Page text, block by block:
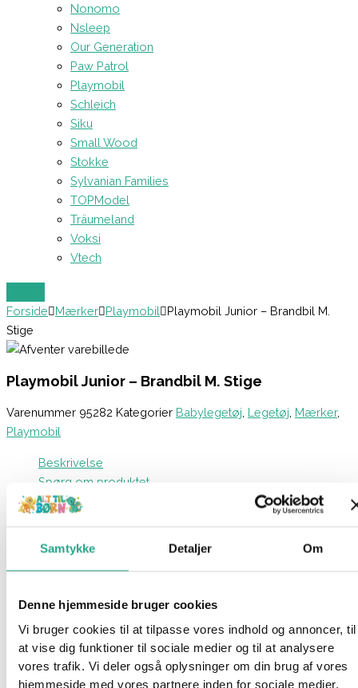
Samtykke Detaljer Om
Denne hjemmeside bruger cookies
Vi bruger cookies til at tilpasse vores indhold og annoncer, til
at vise dig funktioner til sociale medier og til at analysere
vores trafik. Vi deler også oplysninger om din brug af vores
hjemmeside med vores partnere inden for sociale medier,
Nonomo
Nsleep
Our Generation
Paw Patrol
Playmobil
Schleich
Siku
Small Wood
Stokke
Sylvanian Families
TOPModel
Träumeland
Voksi
Vtech
Forside Mærker Playmobil
Playmobil Junior – Brandbil M.
Stige
Playmobil Junior – Brandbil M. Stige
Varenummer 95282 Kategorier Babylegetøj Legetøj Mærker,
Playmobil
Beskrivelse
Spørg om produktet
Brand! Hop ind i brandbilen og skynd dig afsted for at slukke
Der er brand, og du skal handle hurtigt! Kør med fuld fart i din
stigen, så du når alle steder! Flot arbejde… Branden er slukket!
PLAYMOBIL 1.2.3-serien er kendt for sine skarpe farver, runde
former og forskellige legeaktiviteter. Disse multifunktionelle og
sikre sæt hjælper børn med at lære og udvikle deres